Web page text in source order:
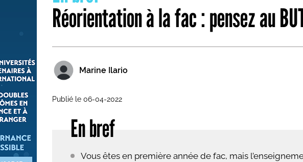
Les métiers par ordre alphabétique
Réorientation à la fac : pensez au
Marine Ilario
Publié le 06-04-2022
En bref
Vous êtes en première année de fac, mais